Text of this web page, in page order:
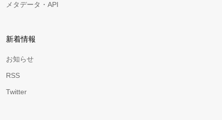
メタデータ・API
新着情報
お知らせ
RSS
Twitter